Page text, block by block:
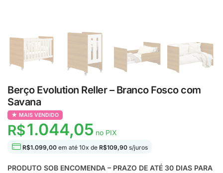
Berço Evolution Reller – Branco Fosco com
Savana
MAIS VENDIDO
R$1.044,05 no PIX
R$1.099,00 em até 10x de R$109,90 s/juros
PRODUTO SOB ENCOMENDA – PRAZO DE ATÉ 30 DIAS PARA